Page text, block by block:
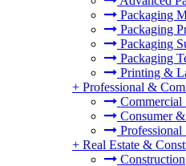
Packaging
Packaging
Packaging
Packaging
Printing &
+ Professional &
Commercial
Consumer
Professional
+ Real Estate &
Construction